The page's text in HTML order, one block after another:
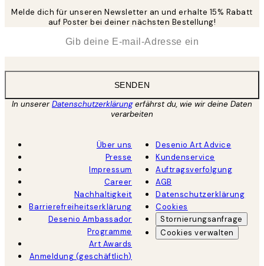
Melde dich für unseren Newsletter an und erhalte 15% Rabatt
auf Poster bei deiner nächsten Bestellung!
SENDEN
In unsererDatenschutzerklärungerfährst du, wie wir deine Daten
verarbeiten
Über uns
Presse
Impressum
Career
Nachhaltigkeit
Barrierefreiheitserklärung
Desenio Ambassador
Programme
Art Awards
Anmeldung (geschäftlich)
Desenio Art Advice
Kundenservice
Auftragsverfolgung
AGB
Datenschutzerklärung
Cookies
Stornierungsanfrage
Cookies verwalten